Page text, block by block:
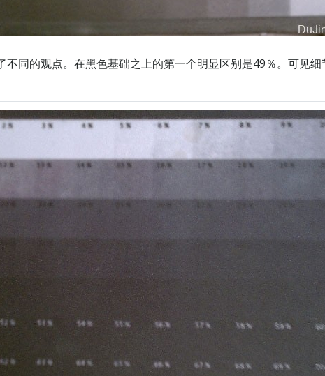
同的观点。在黑色基础之上的第一个明显区别是49％。可见